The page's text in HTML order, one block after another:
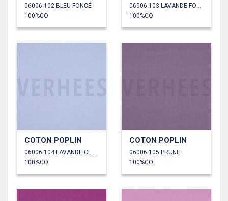
06006.102 BLEU FONCÉ
100%CO
100%CO
COTON POPLIN
100%CO
COTON POPLIN
06006.105 PRUNE
100%CO